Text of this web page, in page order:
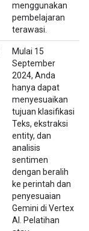
menggunakan
pembelajaran
terawasi.
Mulai 15
September
2024, Anda
hanya dapat
menyesuaikan
tujuan klasifikasi
Teks, ekstraksi
entity, dan
analisis
sentimen
dengan beralih
ke perintah dan
penyesuaian
Gemini di Vertex
AI. Pelatihan